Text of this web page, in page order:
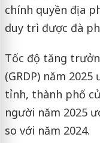
chính quyền địa
duy trì được đà
Tốc độ tăng
(GRDP) năm
tỉnh, thành phố
người năm 2025
so với năm 2024.